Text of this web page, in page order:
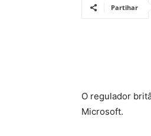
Partihar
O regulador
Microsoft.